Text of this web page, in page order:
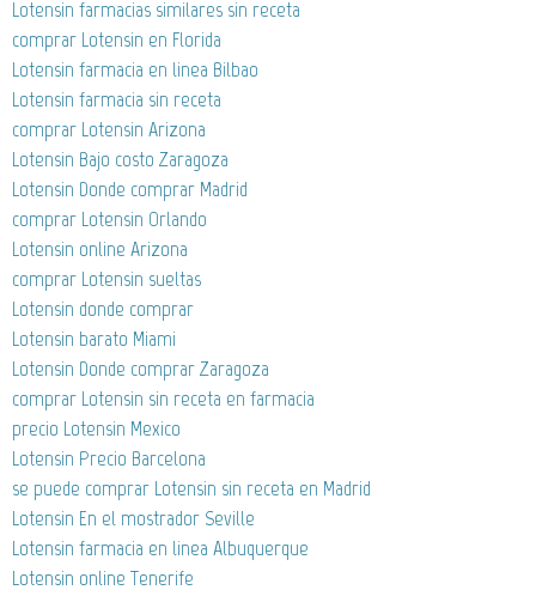
Lotensin farmacias similares sin receta
comprar Lotensin en Florida
Lotensin farmacia en linea Bilbao
Lotensin farmacia sin receta
comprar Lotensin Arizona
Lotensin Bajo costo Zaragoza
Lotensin Donde comprar Madrid
comprar Lotensin Orlando
Lotensin online Arizona
comprar Lotensin sueltas
Lotensin donde comprar
Lotensin barato Miami
Lotensin Donde comprar Zaragoza
comprar Lotensin sin receta en farmacia
precio Lotensin Mexico
Lotensin Precio Barcelona
se puede comprar Lotensin sin receta en Madrid
Lotensin En el mostrador Seville
Lotensin farmacia en linea Albuquerque
Lotensin online Tenerife